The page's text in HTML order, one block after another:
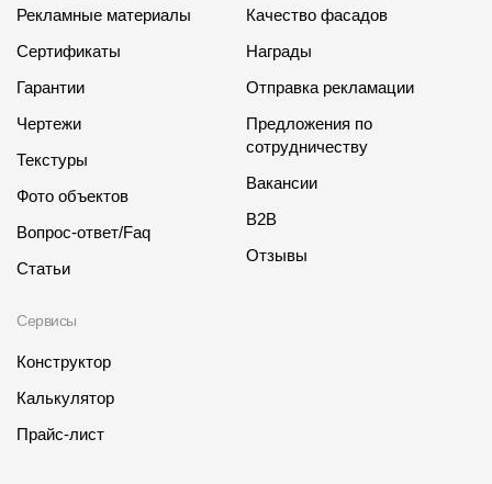
Рекламные материалы
Сертификаты
Гарантии
Чертежи
Текстуры
Фото объектов
Вопрос-ответ/Faq
Статьи
Сервисы
Конструктор
Калькулятор
Прайс-лист
Качество фасадов
Награды
Отправка рекламации
Предложения по
сотрудничеству
Вакансии
B2B
Отзывы